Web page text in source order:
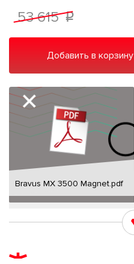
53 615 p
Добавить в корзину
Bravus MX 3500 Magnet.pdf